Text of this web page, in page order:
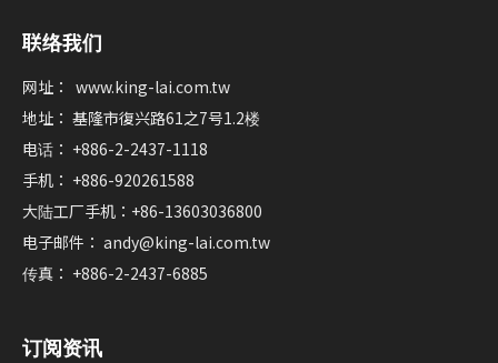
联络我们
网址： www.king-lai.com.tw
地址： 基隆市復兴路61之7号1.2楼
电话： +886-2-2437-1118
手机： +886-920261588
大陆工厂手机：+86-13603036800
电子邮件： andy@king-lai.com.tw
传真： +886-2-2437-6885
订阅资讯